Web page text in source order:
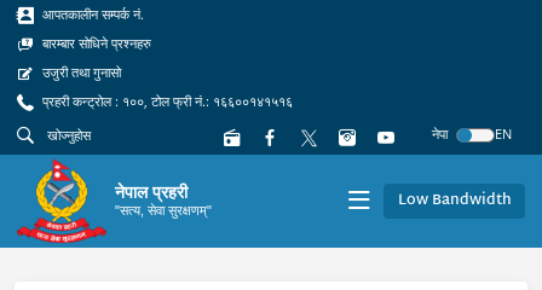
आपतकालीन सम्पर्क नं.
बारम्बार सोधिने प्रश्नहरु
उजुरी तथा गुनासो
प्रहरी कन्ट्रोल : १००, टोल फ्री नं.: १६६००१४१५१६
नेपा
EN
नेपाल प्रहरी
"सत्य, सेवा सुरक्षणम्" Low Bandwidth